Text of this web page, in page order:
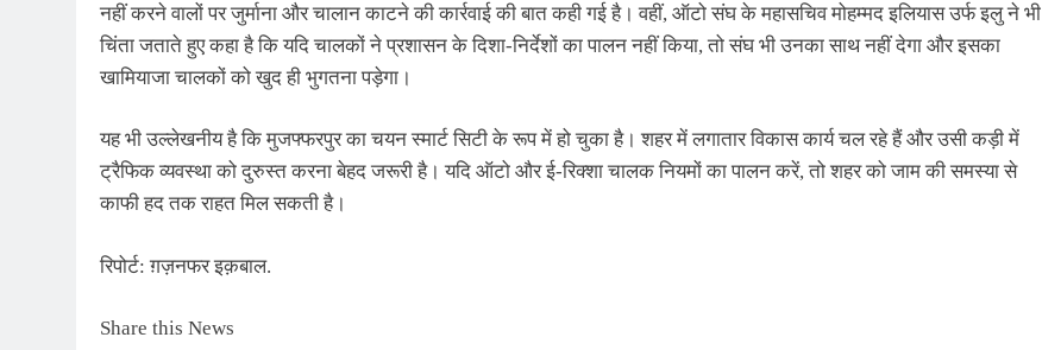
नहीं करने वालों पर जुर्माना और चालान काटने की कार्रवाई की बात कही गई है। वहीं, ऑटो संघ के महासचिव मोहम्मद इलियास उर्फ इलु ने भी
चिंता जताते हुए कहा है कि यदि चालकों ने प्रशासन के दिशा-निर्देशों का पालन नहीं किया, तो संघ भी उनका साथ नहीं देगा और इसका
खामियाजा चालकों को खुद ही भुगतना पड़ेगा।
यह भी उल्लेखनीय है कि मुजफ्फरपुर का चयन स्मार्ट सिटी के रूप में हो चुका है। शहर में लगातार विकास कार्य चल रहे हैं और उसी कड़ी में
ट्रैफिक व्यवस्था को दुरुस्त करना बेहद जरूरी है। यदि ऑटो और ई-रिक्शा चालक नियमों का पालन करें, तो शहर को जाम की समस्या से
काफी हद तक राहत मिल सकती है।
रिपोर्ट: ग़ज़नफर इक़बाल.
Share this News